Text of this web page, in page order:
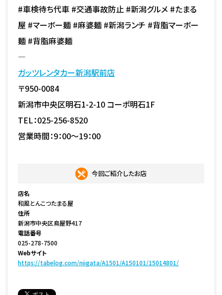
#車検待ち代車 #交通事故防止 #新潟グルメ #たまる
屋 #マーボー麺 #麻婆麺 #新潟ランチ #背脂マーボー
麺 #背脂麻婆麺
—
ガッツレンタカー新潟駅前店
〒950-0084
新潟市中央区明石1-2-10 コーポ明石1F
TEL：025-256-8520
営業時間：9：00～19：00
今回ご紹介したお店
店名
和風とんこつたまる屋
住所
新潟市中央区鳥屋野417
電話番号
025-278-7500
Webサイト
https://tabelog.com/niigata/A1501/A150101/15014801/